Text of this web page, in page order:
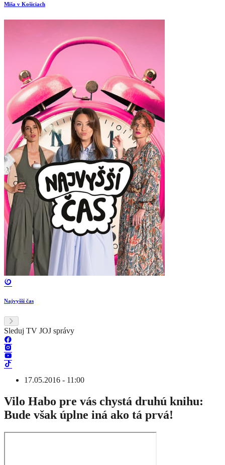
Miša v Košiciach
Najvyšší čas
Sleduj TV JOJ správy
17.05.2016 - 11:00
Vilo Habo pre vás chystá druhú knihu:
Bude však úplne iná ako tá prvá!